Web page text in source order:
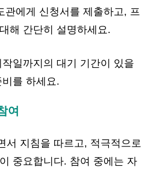
관에게 신청서를 제출하고, 프
해 간단히 설명하세요.
일까지의 대기 기간이 있을
를 하세요.
여
서 지침을 따르고, 적극적으로
중요합니다. 참여 중에는 자